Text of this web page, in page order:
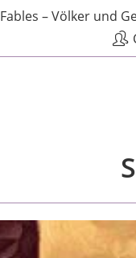
Fables – Völker und